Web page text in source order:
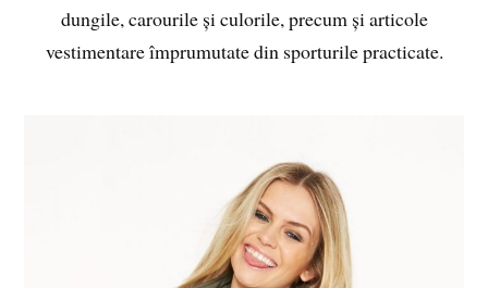
dungile, carourile și culorile, precum și articole
vestimentare împrumutate din sporturile practicate.